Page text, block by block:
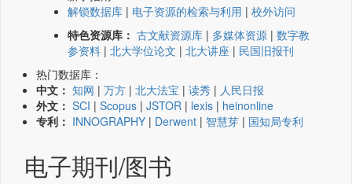
解锁数据库 | 电子资源的检索与利用 | 校外访问
特色资源库： 古文献资源库 | 多媒体资源 | 数字教
参资料 | 北大学位论文 | 北大讲座 | 民国旧报刊
热门数据库：
中文： 知网 | 万方 | 北大法宝 | 读秀 | 人民日报
外文： SCI | Scopus | JSTOR | lexis | heinonline
专利： INNOGRAPHY | Derwent | 智慧芽 | 国知局专利
电子期刊/图书